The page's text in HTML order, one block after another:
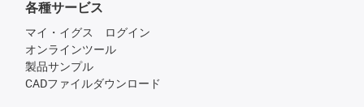
各種サービス
マイ・イグス ログイン
オンラインツール
製品サンプル
CADファイルダウンロード